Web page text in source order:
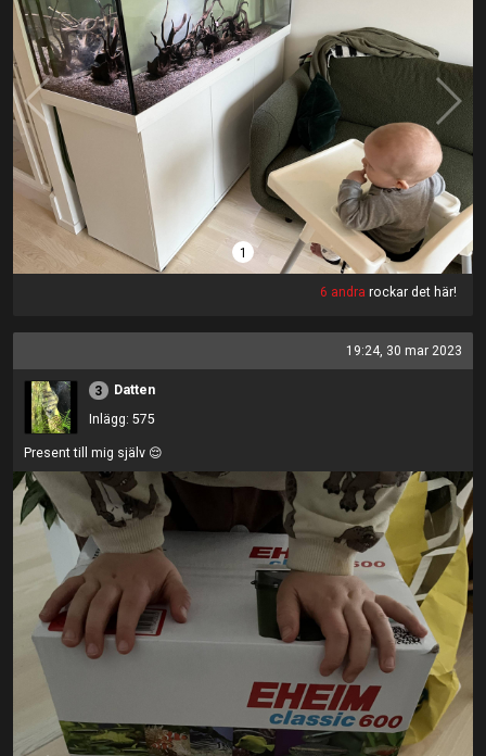
1
6 andra rockar det här!
19:24, 30 mar 2023
3
Datten
Inlägg: 575
Present till mig själv 😌